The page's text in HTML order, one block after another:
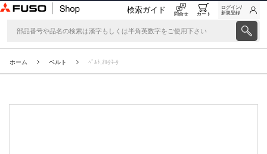
検索ガイド 問合せ カート
ログイン/
新規登録
ホーム ベルト ﾍﾞﾙﾄ,ｵﾙﾀﾈ-ﾀ